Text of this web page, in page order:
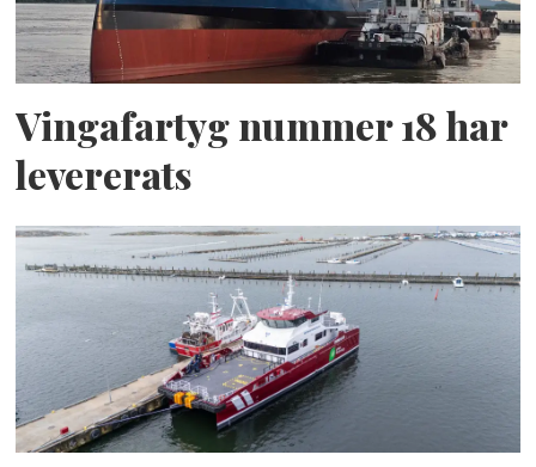
Vingafartyg nummer 18 har
levererats